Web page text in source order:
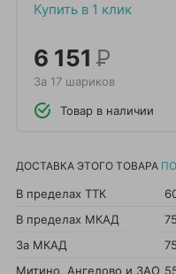
Купить в 1 клик
6 151 Р
За 17 шариков
Товар в наличии
ДОСТАВКА ЭТОГО ТОВАРА
В пределах ТТК
В пределах МКАД
За МКАД
Митино, Ангелово и ЗАО